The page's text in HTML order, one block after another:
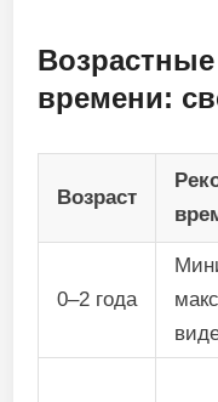
времени:
Возраст
0–2 года